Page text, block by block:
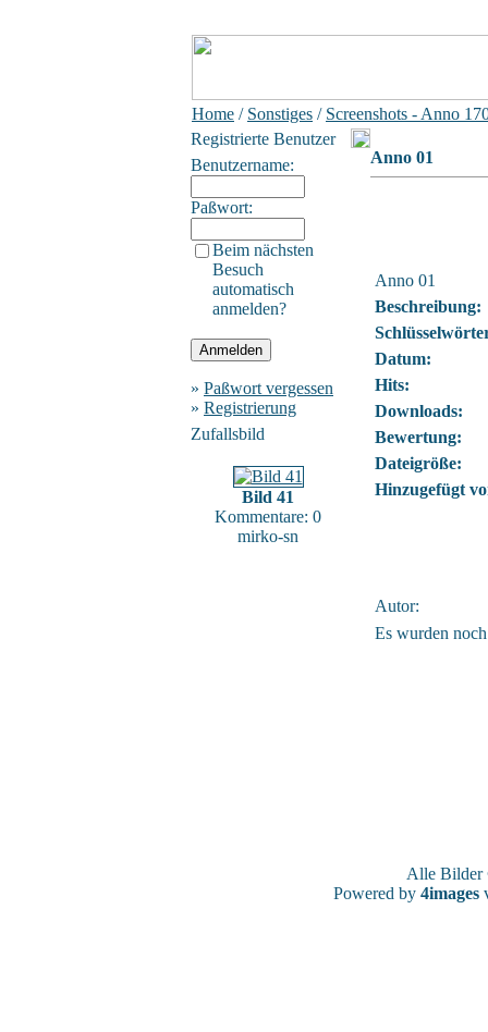
Home / Sonstiges / Screenshots - Anno
Registrierte Benutzer
Benutzername:
Paßwort:
Beim nächsten
Besuch
automatisch
anmelden?
» Paßwort vergessen
» Registrierung
Zufallsbild
Bild 41
Kommentare: 0
mirko-sn
Anno 01
Anno 01
Beschreibung:
Datum:
Hits:
Downloads:
Bewertung:
Dateigröße:
Hinzugefügt
Autor:
Es wurden
Alle
Powered by 4images